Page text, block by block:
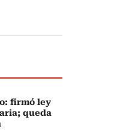
firmó ley
queda